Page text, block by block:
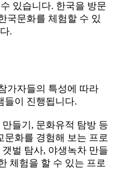
있습니다. 한국을 방문
국문화를 체험할 수 있
.
가자들의 특성에 따라
들이 진행됩니다.
들기, 문화유적 탐방 등
문화를 경험해 보는 프로
벌 탐사, 야생녹차 만들
체험을 할 수 있는 프로